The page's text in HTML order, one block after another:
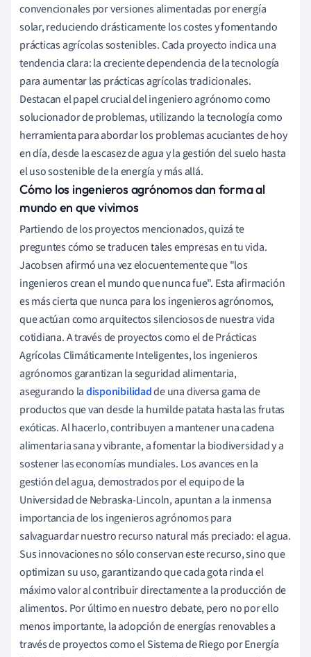
convencionales por versiones alimentadas por energía
solar, reduciendo drásticamente los costes y fomentando
prácticas agrícolas sostenibles. Cada proyecto indica una
tendencia clara: la creciente dependencia de la tecnología
para aumentar las prácticas agrícolas tradicionales.
Destacan el papel crucial del ingeniero agrónomo como
solucionador de problemas, utilizando la tecnología como
herramienta para abordar los problemas acuciantes de hoy
en día, desde la escasez de agua y la gestión del suelo hasta
el uso sostenible de la energía y más allá.
Cómo los ingenieros agrónomos dan forma al
mundo en que vivimos
Partiendo de los proyectos mencionados, quizá te
preguntes cómo se traducen tales empresas en tu vida.
Jacobsen afirmó una vez elocuentemente que "los
ingenieros crean el mundo que nunca fue". Esta afirmación
es más cierta que nunca para los ingenieros agrónomos,
que actúan como arquitectos silenciosos de nuestra vida
cotidiana. A través de proyectos como el de Prácticas
Agrícolas Climáticamente Inteligentes, los ingenieros
agrónomos garantizan la seguridad alimentaria,
asegurando ladisponibilidadde una diversa gama de
productos que van desde la humilde patata hasta las frutas
exóticas. Al hacerlo, contribuyen a mantener una cadena
alimentaria sana y vibrante, a fomentar la biodiversidad y a
sostener las economías mundiales. Los avances en la
gestión del agua, demostrados por el equipo de la
Universidad de Nebraska-Lincoln, apuntan a la inmensa
importancia de los ingenieros agrónomos para
salvaguardar nuestro recurso natural más preciado: el agua.
Sus innovaciones no sólo conservan este recurso, sino que
optimizan su uso, garantizando que cada gota rinda el
máximo valor al contribuir directamente a la producción de
alimentos. Por último en nuestro debate, pero no por ello
menos importante, la adopción de energías renovables a
través de proyectos como el Sistema de Riego por Energía